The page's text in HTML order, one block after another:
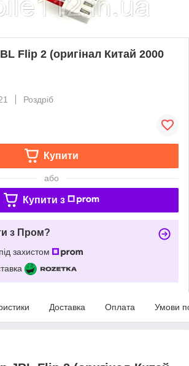
Flip 2 (оригінал Китай 2000
Роздріб
Купити
або
Купити з
з Пром?
захистом
Доставка Оплата Умови